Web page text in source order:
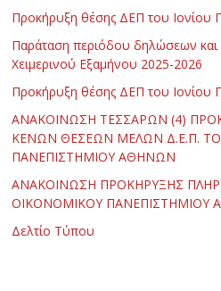
Προκήρυξη θέσης ΔΕΠ του Ιονίου
Παράταση περιόδου δηλώσεων
Χειμερινού Εξαμήνου 2025-2026
Προκήρυξη θέσης ΔΕΠ του Ιονίου
ΑΝΑΚΟΙΝΩΣΗ ΤΕΣΣΑΡΩΝ (4)
ΚΕΝΩΝ ΘΕΣΕΩΝ ΜΕΛΩΝ Δ.Ε.Π.
ΠΑΝΕΠΙΣΤΗΜΙΟΥ ΑΘΗΝΩΝ
ΑΝΑΚΟΙΝΩΣΗ ΠΡΟΚΗΡΥΞΗΣ
ΟΙΚΟΝΟΜΙΚΟΥ ΠΑΝΕΠΙΣΤΗΜΙΟΥ
Δελτίο Τύπου